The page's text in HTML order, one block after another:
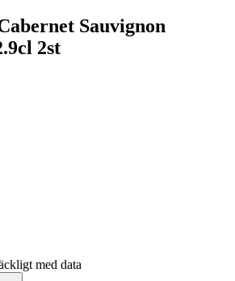
Sauvignon
2st
med data